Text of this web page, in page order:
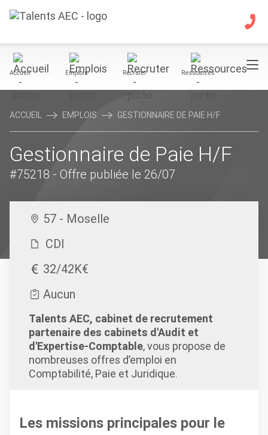
Accueil Emplois Recruter Ressources
ACCUEIL EMPLOIS GESTIONNAIRE DE PAIE H/F
Gestionnaire de Paie H/F
#75218 - Offre publiée le 26/07
57 - Moselle
CDI
32/42K€
Aucun
Talents AEC, cabinet de recrutement
partenaire des cabinets d'Audit et
d'Expertise-Comptable, vous propose de
nombreuses offres d’emploi en
Comptabilité, Paie et Juridique.
Les missions principales pour le